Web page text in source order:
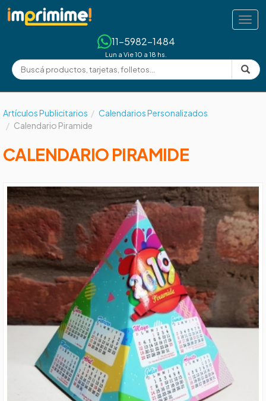
11-5982-1484
Lun a Vie 10 a 18 hs.
Artículos Publicitarios
Calendarios Personalizados
Calendario Piramide
CALENDARIO PIRAMIDE